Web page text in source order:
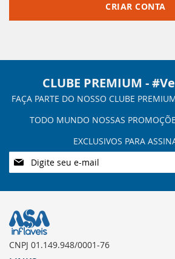
CRIAR CONTA
CLUBE PREMIUM -
Inscreva-
se
nossa
CNPJ 01.149.948/0001-76